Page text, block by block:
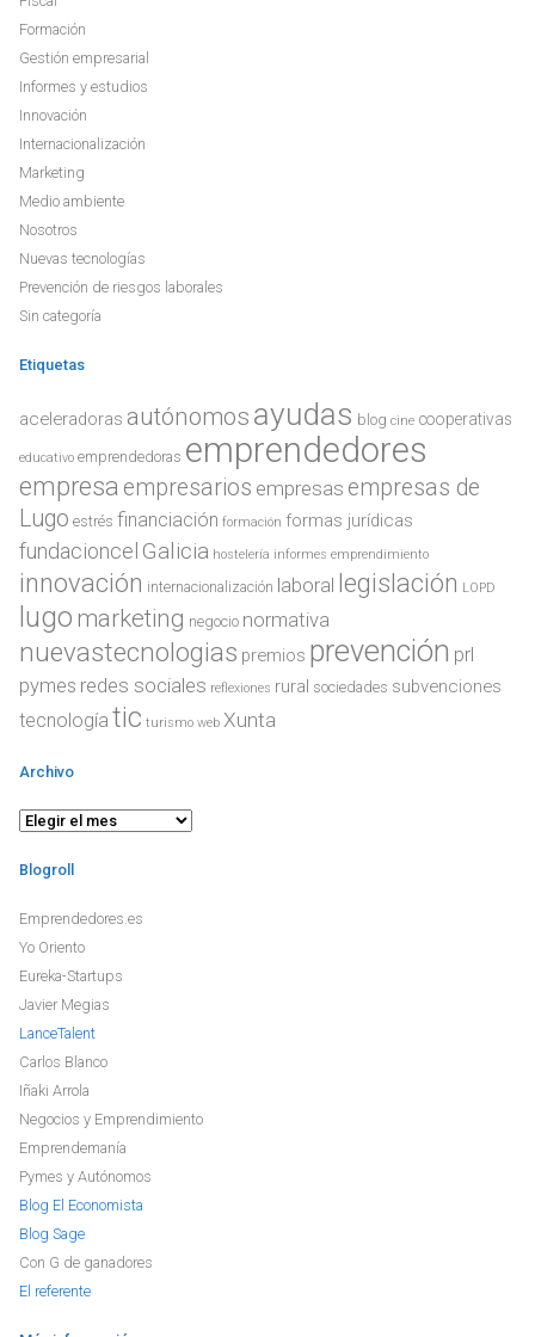
Formación
Gestión empresarial
Informes y estudios
Innovación
Internacionalización
Marketing
Medio ambiente
Nosotros
Nuevas tecnologías
Prevención de riesgos laborales
Sin categoría
Etiquetas
aceleradoras autónomos ayudas blog cine cooperativas
educativo emprendedoras emprendedores
empresa empresarios empresas empresas de
Lugo estrés financiación formación formas jurídicas
fundacioncel Galicia hostelería informes emprendimiento
innovación internacionalización laboral legislación LOPD
lugo marketing negocio normativa
nuevastecnologias premios prevención prl
pymes redes sociales reflexiones rural sociedades subvenciones
tecnología tic turismo web Xunta
Archivo
Archivo
Blogroll
Emprendedores.es
Yo Oriento
Eureka-Startups
Javier Megias
LanceTalent
Carlos Blanco
Iñaki Arrola
Negocios y Emprendimiento
Emprendemanía
Pymes y Autónomos
Blog El Economista
Blog Sage
Con G de ganadores
El referente